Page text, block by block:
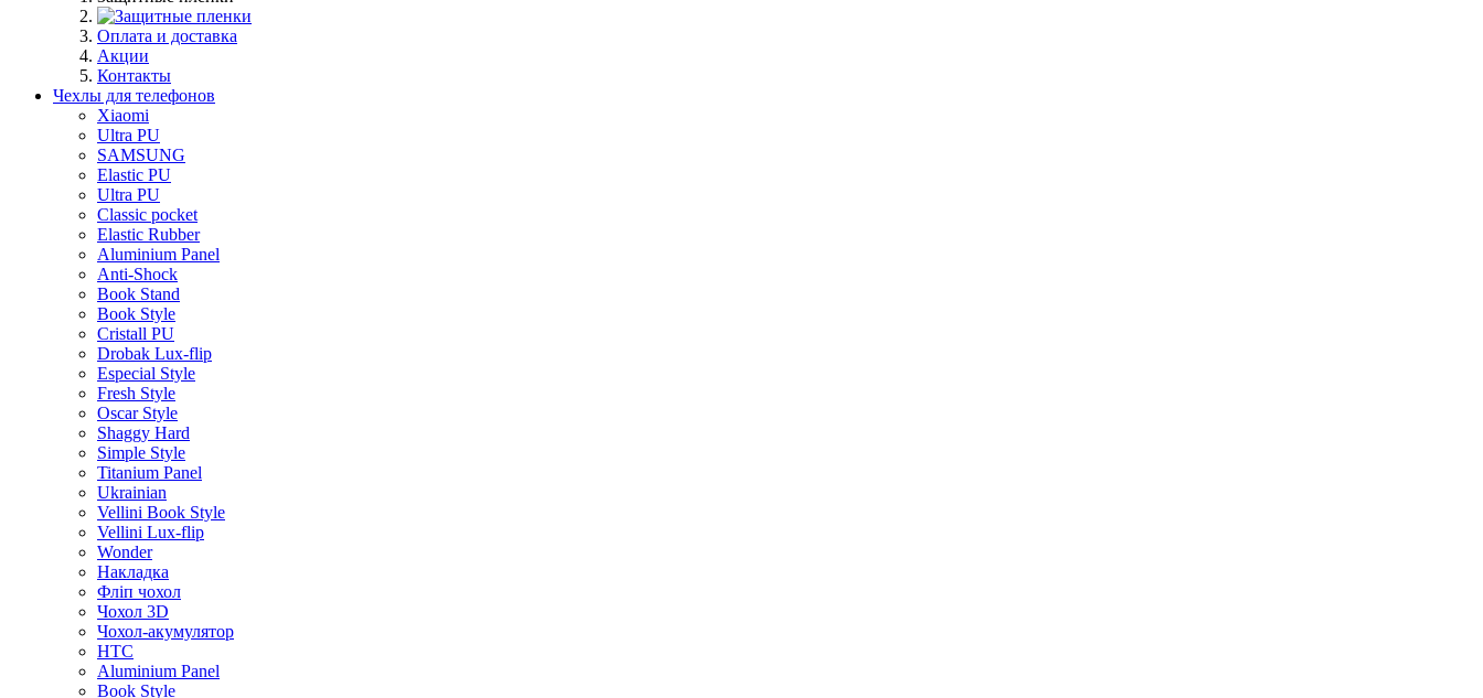
Оплата и доставка
Акции
Контакты
Чехлы для телефонов
Xiaomi
Ultra PU
SAMSUNG
Elastic PU
Ultra PU
Classic pocket
Elastic Rubber
Aluminium Panel
Anti-Shock
Book Stand
Book Style
Cristall PU
Drobak Lux-flip
Especial Style
Fresh Style
Oscar Style
Shaggy Hard
Simple Style
Titanium Panel
Ukrainian
Vellini Book Style
Vellini Lux-flip
Wonder
Накладка
Фліп чохол
Чохол 3D
Чохол-акумулятор
HTC
Aluminium Panel
Book Style